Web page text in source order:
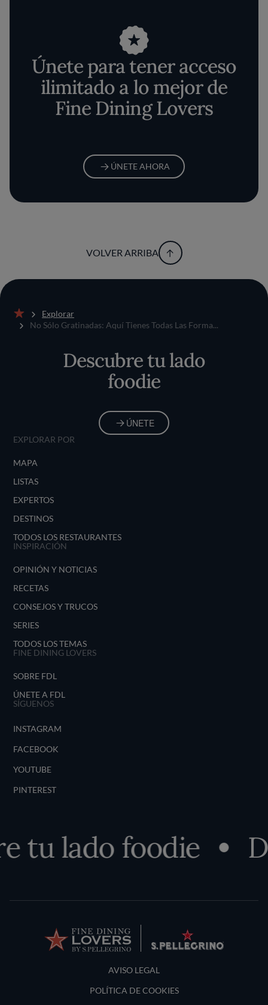
Únete para tener acceso
ilimitado a lo mejor de
Fine Dining Lovers
ÚNETE AHORA
VOLVER ARRIBA
Inicio
Explorar
No Sólo Gratinadas: Aquí Tienes Todas Las Forma...
Descubre tu lado
foodie
ÚNETE
EXPLORAR POR
MAPA
LISTAS
EXPERTOS
DESTINOS
TODOS LOS RESTAURANTES
INSPIRACIÓN
OPINIÓN Y NOTICIAS
RECETAS
CONSEJOS Y TRUCOS
SERIES
TODOS LOS TEMAS
FINE DINING LOVERS
SOBRE FDL
ÚNETE A FDL
SÍGUENOS
INSTAGRAM
FACEBOOK
YOUTUBE
PINTEREST
tu lado foodie
Terms and Conditions
AVISO LEGAL
POLÍTICA DE COOKIES